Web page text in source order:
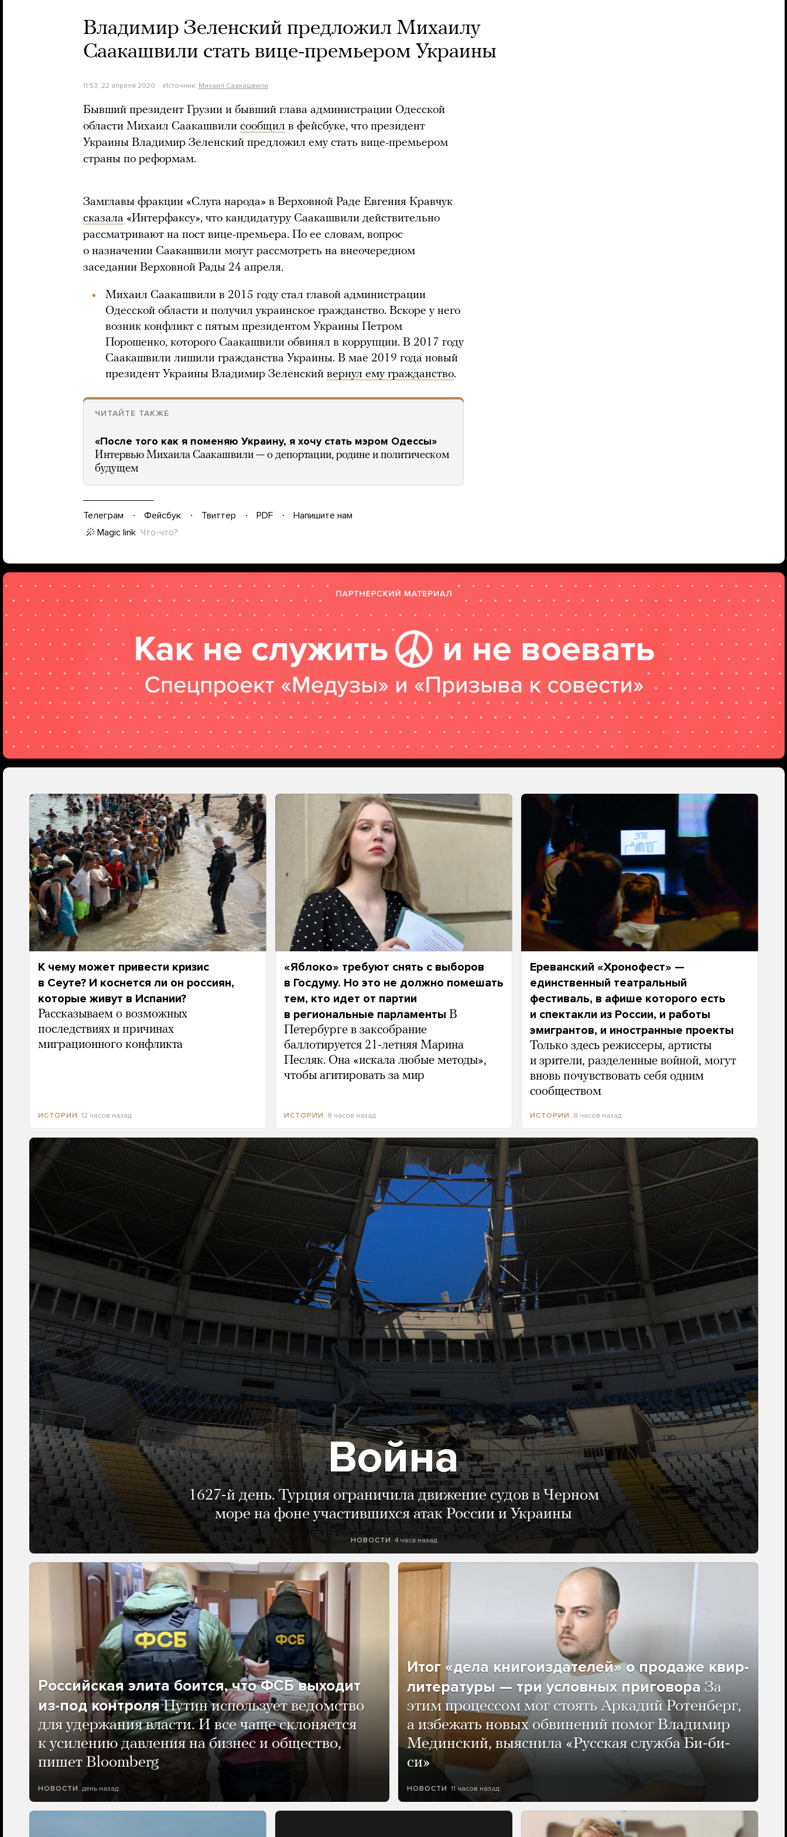
Владимир Зеленский предложил Михаилу
Саакашвили стать вице-премьером Украины
11:53, 22 апреля 2020 Источник: Михаил Саакашвили
Бывший президент Грузии и бывший глава администрации Одесской
области Михаил Саакашвили сообщил в фейсбуке, что президент
Украины Владимир Зеленский предложил ему стать вице-премьером
страны по реформам.
Замглавы фракции «Слуга народа» в Верховной Раде Евгения Кравчук
сказала «Интерфаксу», что кандидатуру Саакашвили действительно
рассматривают на пост вице-премьера. По ее словам, вопрос
о назначении Саакашвили могут рассмотреть на внеочередном
заседании Верховной Рады 24 апреля.
Михаил Саакашвили в 2015 году стал главой администрации
Одесской области и получил украинское гражданство. Вскоре у него
возник конфликт с пятым президентом Украины Петром
Порошенко, которого Саакашвили обвинял в коррупции. В 2017 году
Саакашвили лишили гражданства Украины. В мае 2019 года новый
президент Украины Владимир Зеленский вернул ему гражданство.
ЧИТАЙТЕ ТАКЖЕ
«После того как я поменяю Украину, я хочу стать мэром Одессы»
Интервью Михаила Саакашвили — о депортации, родине и политическом
будущем
Телеграм Фейсбук Твиттер PDF
Напишите нам
Magic link Что-что?
К чему может привести кризис
в Сеуте? И коснется ли он россиян,
которые живут в Испании?
Рассказываем о возможных
последствиях и причинах
миграционного конфликта
ИСТОРИИ 12 часов назад
«Яблоко» требуют снять с выборов
в Госдуму. Но это не должно помешать
тем, кто идет от партии
в региональные парламенты В
Петербурге в заксобрание
баллотируется 21-летняя Марина
Песляк. Она «искала любые методы»,
чтобы агитировать за мир
ИСТОРИИ 8 часов назад
Ереванский «Хронофест» —
единственный театральный
фестиваль, в афише которого есть
и спектакли из России, и работы
эмигрантов, и иностранные проекты
Только здесь режиссеры, артисты
и зрители, разделенные войной, могут
вновь почувствовать себя одним
сообществом
ИСТОРИИ 8 часов назад
Война
1627-й день. Турция ограничила движение судов в Черном
море на фоне участившихся атак России и Украины
НОВОСТИ 4 часа назад
Российская элита боится, что ФСБ выходит
из-под контроля Путин использует ведомство
для удержания власти. И все чаще склоняется
к усилению давления на бизнес и общество,
пишет Bloomberg
НОВОСТИ день назад
Итог «дела книгоиздателей» о продаже квир-
литературы — три условных приговора За
этим процессом мог стоять Аркадий Ротенберг,
а избежать новых обвинений помог Владимир
Мединский, выяснила «Русская служба Би-би-
си»
НОВОСТИ 11 часов назад